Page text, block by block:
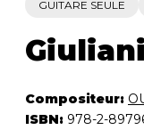
GUITARE SEULE
Compositeur:
ISBN: 978-2-